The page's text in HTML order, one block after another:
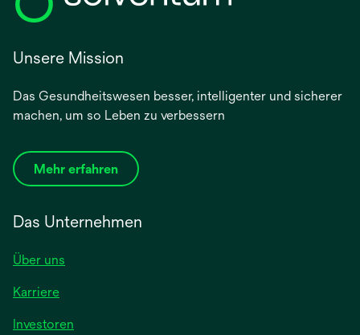
Unsere Mission
Das Gesundheitswesen besser, intelligenter und sicherer
machen, um so Leben zu verbessern
Mehr erfahren
Das Unternehmen
Über uns
Karriere
Investoren